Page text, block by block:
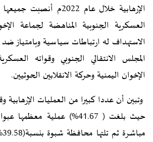
الإرهابية خلال عام 2022م
العسكرية الجنوبية المناهضة لجماعة
الاستهداف له ارتباطات سياسية وبامتياز
المجلس الانتقالي الجنوبي وقواته
الإخوان اليمنية وحركة الانقلابين الحوثيين.
وتبين أن عددا كبيرا من العمليات
حيث بلغت ( 41.67%) عملية